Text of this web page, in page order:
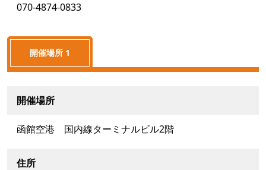
070-4874-0833
開催場所 1
開催場所
函館空港 国内線ターミナルビル2階
住所